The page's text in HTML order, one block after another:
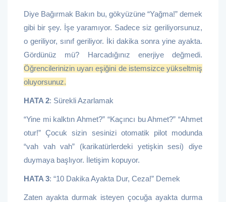
Diye Bağırmak Bakın bu, gökyüzüne “Yağma!” demek
gibi bir şey. İşe yaramıyor. Sadece siz geriliyorsunuz,
o geriliyor, sınıf geriliyor. İki dakika sonra yine ayakta.
Gördünüz mü? Harcadığınız enerjiye değmedi.
Öğrencilerinizin uyarı eşiğini de istemsizce yükseltmiş
oluyorsunuz.
HATA 2: Sürekli Azarlamak
“Yine mi kalktın Ahmet?” “Kaçıncı bu Ahmet?” “Ahmet
otur!” Çocuk sizin sesinizi otomatik pilot modunda
“vah vah vah” (karikatürlerdeki yetişkin sesi) diye
duymaya başlıyor. İletişim kopuyor.
HATA 3: “10 Dakika Ayakta Dur, Ceza!” Demek
Zaten ayakta durmak isteyen çocuğa ayakta durma